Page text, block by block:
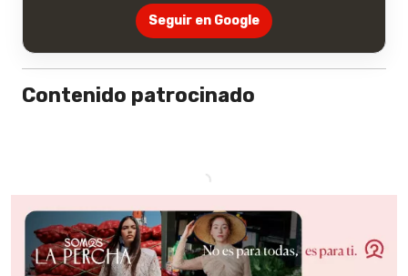
Seguir en Google
Contenido patrocinado